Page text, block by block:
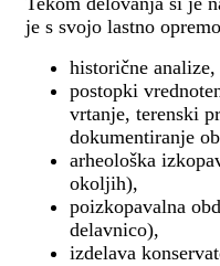
je s svojo lastno
historične analize,
postopki
vrtanje, terenski
dokumentiranje
arheološka
okoljih),
poizkopavalna
delavnico),
izdelava